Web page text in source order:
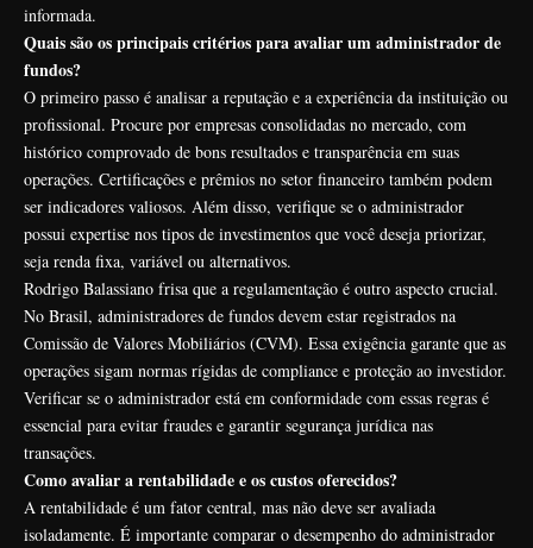
informada.
Quais são os principais critérios para avaliar um administrador de
fundos?
O primeiro passo é analisar a reputação e a experiência da instituição ou
profissional. Procure por empresas consolidadas no mercado, com
histórico comprovado de bons resultados e transparência em suas
operações. Certificações e prêmios no setor financeiro também podem
ser indicadores valiosos. Além disso, verifique se o administrador
possui expertise nos tipos de investimentos que você deseja priorizar,
seja renda fixa, variável ou alternativos.
Rodrigo Balassiano frisa que a regulamentação é outro aspecto crucial.
No Brasil, administradores de fundos devem estar registrados na
Comissão de Valores Mobiliários (CVM). Essa exigência garante que as
operações sigam normas rígidas de compliance e proteção ao investidor.
Verificar se o administrador está em conformidade com essas regras é
essencial para evitar fraudes e garantir segurança jurídica nas
transações.
Como avaliar a rentabilidade e os custos oferecidos?
A rentabilidade é um fator central, mas não deve ser avaliada
isoladamente. É importante comparar o desempenho do administrador